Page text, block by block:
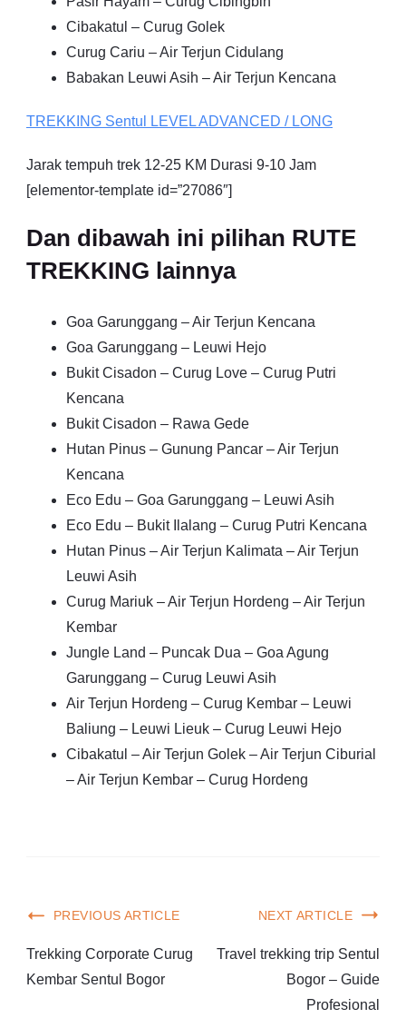
Cibakatul – Curug Golek
Curug Cariu – Air Terjun Cidulang
Babakan Leuwi Asih – Air Terjun Kencana
TREKKING Sentul LEVEL ADVANCED / LONG
Jarak tempuh trek 12-25 KM Durasi 9-10 Jam
[elementor-template id=”27086″]
Dan dibawah ini pilihan RUTE
TREKKING lainnya
Goa Garunggang – Air Terjun Kencana
Goa Garunggang – Leuwi Hejo
Bukit Cisadon – Curug Love – Curug Putri
Kencana
Bukit Cisadon – Rawa Gede
Hutan Pinus – Gunung Pancar – Air Terjun
Kencana
Eco Edu – Goa Garunggang – Leuwi Asih
Eco Edu – Bukit Ilalang – Curug Putri Kencana
Hutan Pinus – Air Terjun Kalimata – Air Terjun
Leuwi Asih
Curug Mariuk – Air Terjun Hordeng – Air Terjun
Kembar
Jungle Land – Puncak Dua – Goa Agung
Garunggang – Curug Leuwi Asih
Air Terjun Hordeng – Curug Kembar – Leuwi
Baliung – Leuwi Lieuk – Curug Leuwi Hejo
Cibakatul – Air Terjun Golek – Air Terjun Ciburial
– Air Terjun Kembar – Curug Hordeng
PREVIOUS ARTICLE
Trekking Corporate Curug
Kembar Sentul Bogor
NEXT ARTICLE
Travel trekking trip Sentul
Bogor – Guide
Profesional